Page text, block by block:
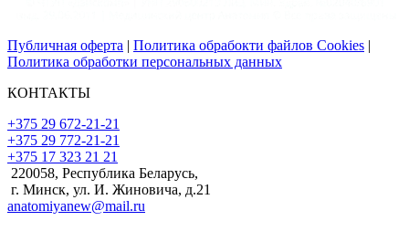
Публичная оферта | Политика обрабокти файлов Cookies |
Политика обработки персональных данных
КОНТАКТЫ
+375 29 672-21-21
+375 29 772-21-21
+375 17 323 21 21
220058, Республика Беларусь,
г. Минск, ул. И. Жиновича, д.21
anatomiyanew@mail.ru